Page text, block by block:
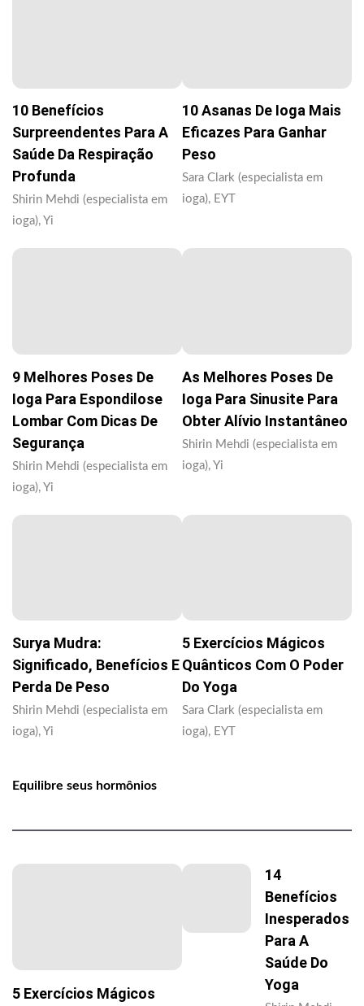
10 Benefícios
Surpreendentes Para A
Saúde Da Respiração
Profunda
Shirin Mehdi (especialista em
ioga), Yi
10 Asanas De Ioga Mais
Eficazes Para Ganhar
Peso
Sara Clark (especialista em
ioga), EYT
9 Melhores Poses De
Ioga Para Espondilose
Lombar Com Dicas De
Segurança
Shirin Mehdi (especialista em
ioga), Yi
As Melhores Poses De
Ioga Para Sinusite Para
Obter Alívio Instantâneo
Shirin Mehdi (especialista em
ioga), Yi
Surya Mudra:
Significado, Benefícios E
Perda De Peso
Shirin Mehdi (especialista em
ioga), Yi
5 Exercícios Mágicos
Quânticos Com O Poder
Do Yoga
Sara Clark (especialista em
ioga), EYT
Equilibre seus hormônios
5 Exercícios Mágicos
14
Benefícios
Inesperados
Para A
Saúde Do
Yoga